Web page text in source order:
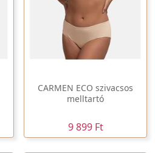
CARMEN ECO szivacsos
melltartó
9 899 Ft